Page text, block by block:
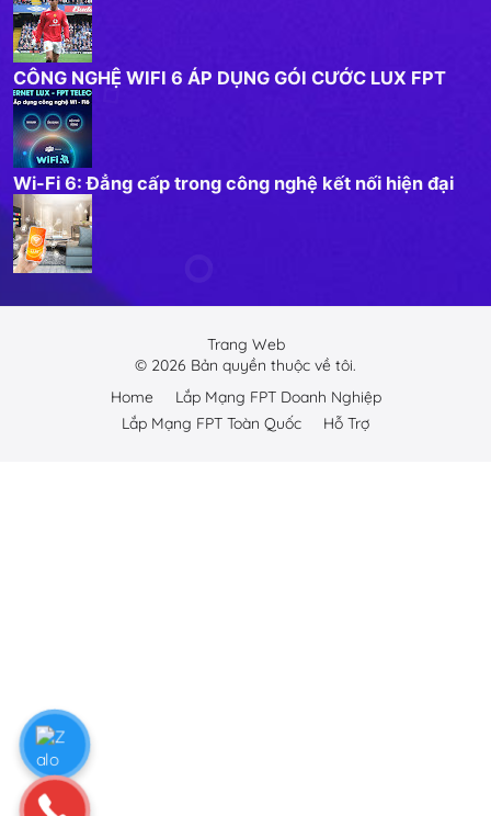
CÔNG NGHỆ WIFI 6 ÁP DỤNG GÓI CƯỚC LUX FPT
Wi-Fi 6: Đẳng cấp trong công nghệ kết nối hiện đại
Trang Web
© 2026 Bản quyền thuộc về tôi.
Home
Lắp Mạng FPT Doanh Nghiệp
Lắp Mạng FPT Toàn Quốc
Hỗ Trợ